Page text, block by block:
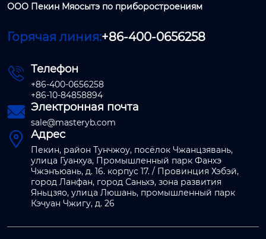
ООО Пекин Мяосытэ по приборостроениям
Горячая линия:+86-400-0656258
 Телефон
+86-400-0656258
+86-10-84858894
 Электронная почта
sale@masteryb.com
 Адрес
Пекин, район Тунчжоу, посёлок Чжанцзявань,
улица Гуанхуа, Промышленный парк Фанхэ
Чжэнъюань, д. 16. корпус 17. / Провинция Хэбэй,
город Ланфан, город Саньхэ, зона развития
Яньцзяо, улица Люшань, промышленный парк
Кэчуан Чжигу, д. 26